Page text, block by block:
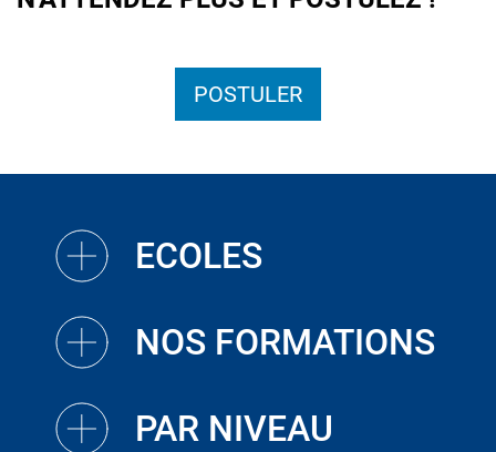
POSTULER
ECOLES
NOS FORMATIONS
PAR NIVEAU